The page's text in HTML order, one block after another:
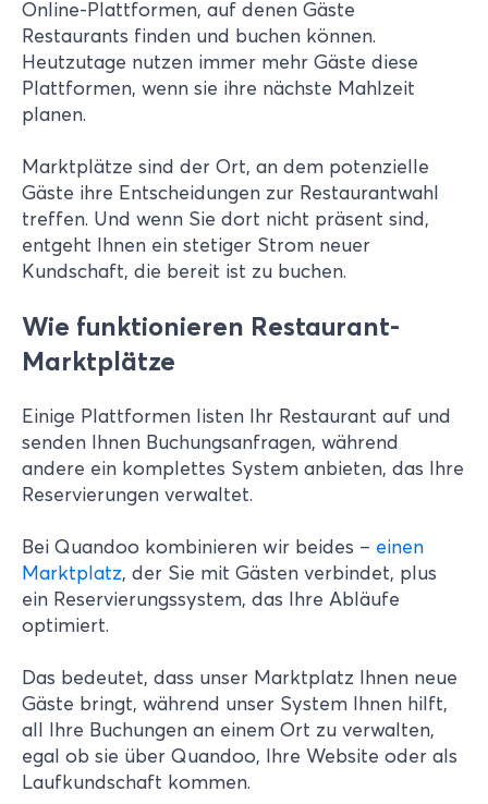
Online-Plattformen, auf denen Gäste
Restaurants finden und buchen können.
Heutzutage nutzen immer mehr Gäste diese
Plattformen, wenn sie ihre nächste Mahlzeit
planen.
Marktplätze sind der Ort, an dem potenzielle
Gäste ihre Entscheidungen zur Restaurantwahl
treffen. Und wenn Sie dort nicht präsent sind,
entgeht Ihnen ein stetiger Strom neuer
Kundschaft, die bereit ist zu buchen.
Wie funktionieren Restaurant-
Marktplätze
Einige Plattformen listen Ihr Restaurant auf und
senden Ihnen Buchungsanfragen, während
andere ein komplettes System anbieten, das Ihre
Reservierungen verwaltet.
Bei Quandoo kombinieren wir beides – einen
Marktplatz, der Sie mit Gästen verbindet, plus
ein Reservierungssystem, das Ihre Abläufe
optimiert.
Das bedeutet, dass unser Marktplatz Ihnen neue
Gäste bringt, während unser System Ihnen hilft,
all Ihre Buchungen an einem Ort zu verwalten,
egal ob sie über Quandoo, Ihre Website oder als
Laufkundschaft kommen.